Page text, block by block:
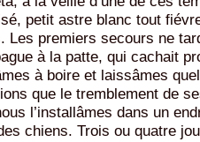
petit astre blanc tout
Les premiers secours ne
à la patte, qui cachait
à boire et laissâmes
que le tremblement de
l’installâmes dans un
chiens. Trois ou quatre